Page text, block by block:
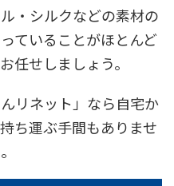
・シルクなどの素材の
ていることがほとんど
任せしましょう。
リネット」なら自宅か
ち運ぶ手間もありませ